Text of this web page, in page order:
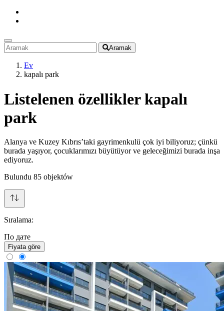
Aramak
Ev
kapalı park
Listelenen özellikler kapalı
park
Alanya ve Kuzey Kıbrıs’taki gayrimenkulü çok iyi biliyoruz; çünkü
burada yaşıyor, çocuklarımızı büyütüyor ve geleceğimizi burada inşa
ediyoruz.
Bulundu 85 objektów
Sıralama:
По дате
Fiyata göre